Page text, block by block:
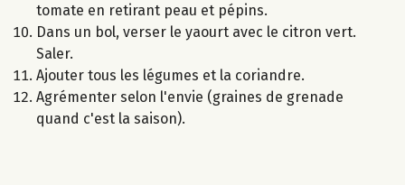
tomate en retirant peau et pépins.
Dans un bol, verser le yaourt avec le citron vert.
Saler.
Ajouter tous les légumes et la coriandre.
Agrémenter selon l'envie (graines de grenade
quand c'est la saison).